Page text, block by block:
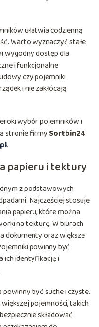
ułatwia codzienną
Warto wyznaczyć stałe
wygodny dostęp dla
i funkcjonalne
czy pojemniki
i nie zakłócają
wybór pojemników i
stronie firmySortbin24
.
papieru i tektury
z podstawowych
Najczęściej stosuje
papieru, które można
na tekturę. W biurach
dokumenty oraz większe
powinny być
ich identyfikację i
być suche i czyste.
pojemności, takich
składować